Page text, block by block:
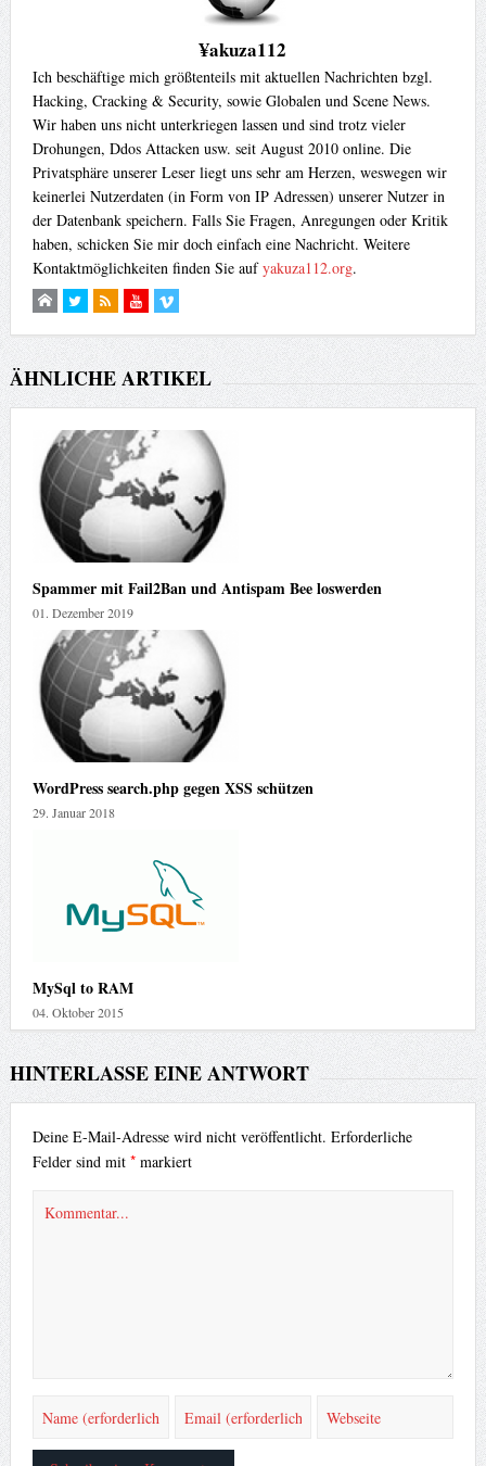
¥akuza112
Ich beschäftige mich größtenteils mit aktuellen Nachrichten bzgl.
Hacking, Cracking & Security, sowie Globalen und Scene News.
Wir haben uns nicht unterkriegen lassen und sind trotz vieler
Drohungen, Ddos Attacken usw. seit August 2010 online. Die
Privatsphäre unserer Leser liegt uns sehr am Herzen, weswegen wir
keinerlei Nutzerdaten (in Form von IP Adressen) unserer Nutzer in
der Datenbank speichern. Falls Sie Fragen, Anregungen oder Kritik
haben, schicken Sie mir doch einfach eine Nachricht. Weitere
Kontaktmöglichkeiten finden Sie aufyakuza112.org.
ÄHNLICHE ARTIKEL
Spammer mit Fail2Ban und Antispam Bee loswerden
01. Dezember 2019
WordPress search.php gegen XSS schützen
29. Januar 2018
MySql to RAM
04. Oktober 2015
HINTERLASSE EINE ANTWORT
Deine E-Mail-Adresse wird nicht veröffentlicht. Erforderliche
Felder sind mit *markiert